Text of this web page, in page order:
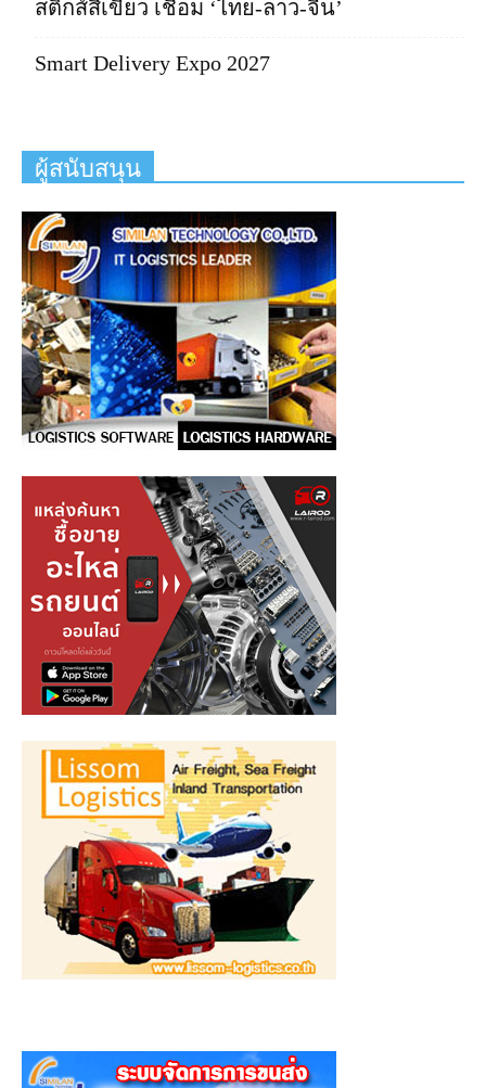
สติกส์สีเขียว เชื่อม ‘ไทย-ลาว-จีน’
Smart Delivery Expo 2027
ผู้สนับสนุน